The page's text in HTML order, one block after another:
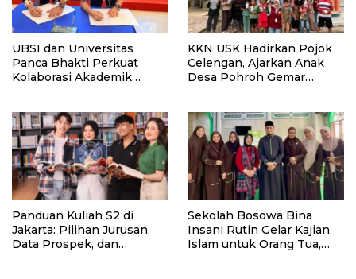
UBSI dan Universitas
Panca Bhakti Perkuat
Kolaborasi Akademik
KKN USK Hadirkan Pojok
Celengan, Ajarkan Anak
Desa Pohroh Gemar
Panduan Kuliah S2 di
Jakarta: Pilihan Jurusan,
Data Prospek, dan
Sekolah Bosowa Bina
Insani Rutin Gelar Kajian
Islam untuk Orang Tua,